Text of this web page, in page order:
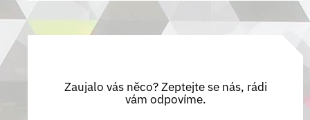
Zaujalo vás něco? Zeptejte se nás, rádi
vám odpovíme.